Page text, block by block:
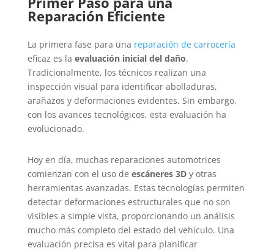
Reparación Eficiente
La primera fase para una reparación de carrocería
eficaz es la evaluación inicial del daño.
Tradicionalmente, los técnicos realizan una
inspección visual para identificar abolladuras,
arañazos y deformaciones evidentes. Sin embargo,
con los avances tecnológicos, esta evaluación ha
evolucionado.
Hoy en día, muchas reparaciones automotrices
comienzan con el uso de escáneres 3Dy otras
herramientas avanzadas. Estas tecnologías permiten
detectar deformaciones estructurales que no son
visibles a simple vista, proporcionando un análisis
mucho más completo del estado del vehículo. Una
evaluación precisa es vital para planificar